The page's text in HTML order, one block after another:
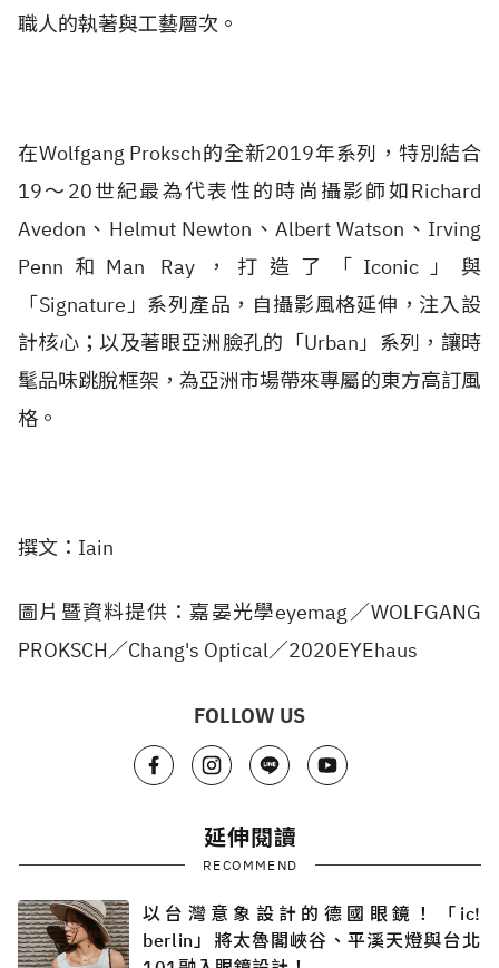
職人的執著與工藝層次。
在Wolfgang Proksch的全新2019年系列，特別結合
19～20世紀最為代表性的時尚攝影師如Richard
Avedon、Helmut Newton、Albert Watson、Irving
Penn和Man Ray，打造了「Iconic」與
「Signature」系列產品，自攝影風格延伸，注入設
計核心；以及著眼亞洲臉孔的「Urban」系列，讓時
髦品味跳脫框架，為亞洲市場帶來專屬的東方高訂風
格。
撰文：Iain
圖片暨資料提供：嘉晏光學eyemag／WOLFGANG
PROKSCH／Chang's Optical／2020EYEhaus
FOLLOW US
延伸閱讀
RECOMMEND
以台灣意象設計的德國眼鏡！「ic!
berlin」將太魯閣峽谷、平溪天燈與台北